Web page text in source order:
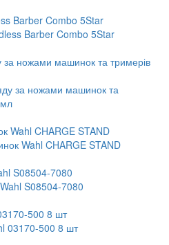
Barber Combo 5Star
ножами машинок та тримерів
Wahl CHARGE STAND
S08504-7080
500 8 шт